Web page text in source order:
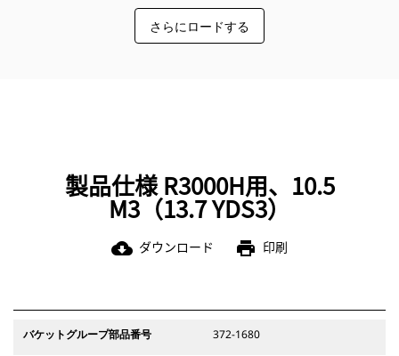
CaterpillarはバケットとともにあらゆるGETオプション
をご用意しています。CaterpillarとCatディーラはワン
ストップショップを提供しており、多くの取引先は必要
さらにロードする
製品仕様 R3000H用、10.5
M3（13.7 YDS3）
cloud_download ダウンロード print 印刷
バケットグループ部品番号 372-1680